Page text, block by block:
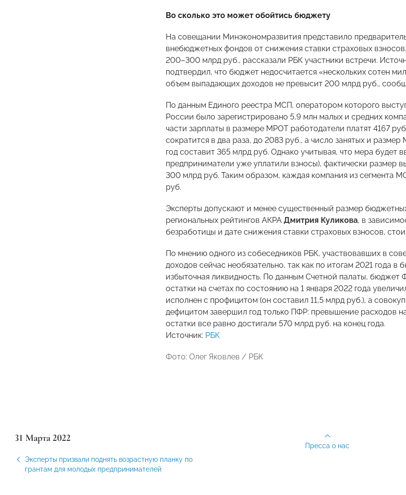
Во сколько это может обойтись бюджету
На совещании Минэкономразвития представило
внебюджетных фондов от снижения ставки страховых
200–300 млрд руб., рассказали РБК участники встречи.
подтвердил, что бюджет недосчитается «нескольких сотен
объем выпадающих доходов не превысит 200 млрд руб.,
По данным Единого реестра МСП, оператором которого
России было зарегистрировано 5,9 млн малых и средних
части зарплаты в размере МРОТ работодатели платят 4167
сократится в два раза, до 2083 руб., а число занятых и
год составит 365 млрд руб. Однако учитывая, что мера будет
предприниматели уже уплатили взносы), фактически размер
300 млрд руб. Таким образом, каждая компания из сегмента
руб.
Эксперты допускают и менее существенный размер
региональных рейтингов АКРА Дмитрия Куликова, в
безработицы и дате снижения ставки страховых взносов,
По мнению одного из собеседников РБК, участвовавших в
доходов сейчас необязательно, так как по итогам 2021 года
избыточная ликвидность. По данным Счетной палаты,
остатки на счетах по состоянию на 1 января 2022 года
исполнен с профицитом (он составил 11,5 млрд руб.), а
дефицитом завершил год только ПФР: превышение расходов
остатки все равно достигали 570 млрд руб. на конец года.
Источник: РБК
Фото: Олег Яковлев / РБК
31 Марта 2022
Эксперты призвали поднять возрастную планку по
грантам для молодых предпринимателей
Пресса о нас